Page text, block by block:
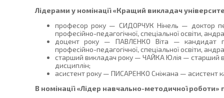
Лідерами у номінації «Кращий викладач
професор року — СИДОРЧУК Нінель — доктор
професійно-педагогічної, спеціальної освіти,
доцент року — ПАВЛЕНКО Віта — кандидат
професійно-педагогічної, спеціальної освіти,
старший викладач року — ЧАЙКА Юлія — старший
дисциплін;
асистент року — ПИСАРЕНКО Сніжана — асистент
В номінації «Лідер навчально-методичної роботи»